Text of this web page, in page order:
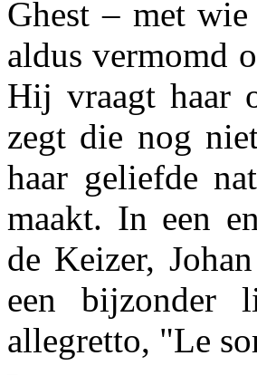
Ghest – met
aldus vermomd
Hij vraagt haar
zegt die nog
haar geliefde
maakt. In een
de Keizer,
een bijzonder
allegretto, "Le